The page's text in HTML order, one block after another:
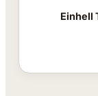
Einhell